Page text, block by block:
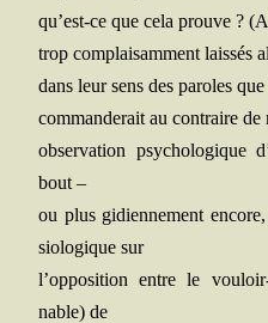
qu’est-ce que cela prouve ?
trop com­plai­sam­ment lais­sés
dans leur sens des paroles
com­man­de­rait au contraire
obser­va­tion psy­cho­lo­gique
bout –
ou plus gidien­ne­ment
sio­lo­gique sur
l’opposition entre le
nable) de